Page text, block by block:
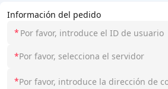
Información del pedido
*
*Por favor, selecciona el servidor
*